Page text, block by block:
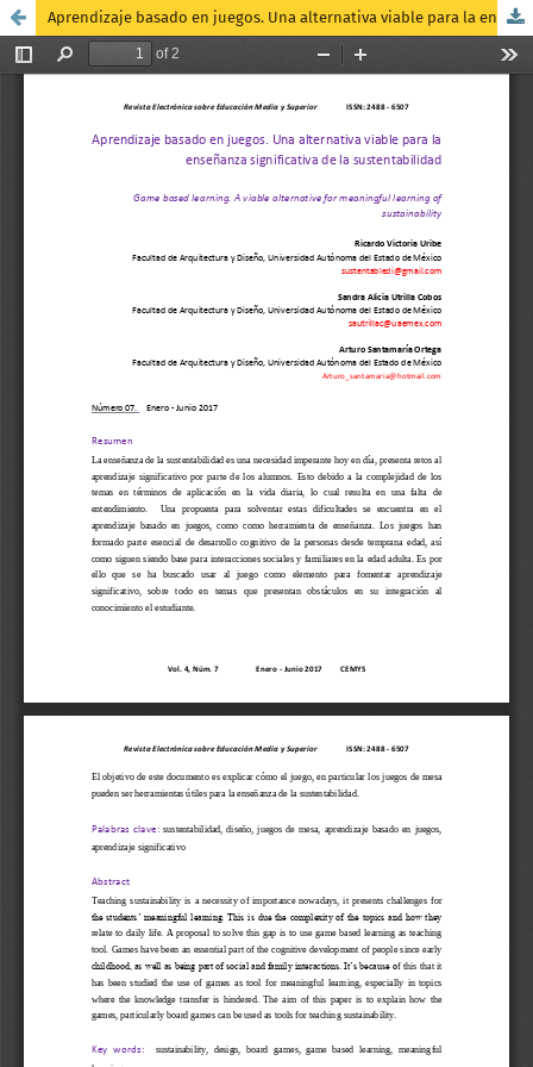
Aprendizaje basado en juegos. Una alternativa viable para la enseñanza significativa de la sustentabilidad